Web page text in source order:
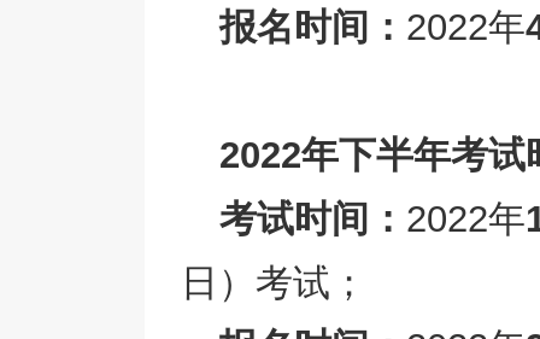
报名时间： 2022年
2022年下半年考
考试时间： 2022年
日）考试；